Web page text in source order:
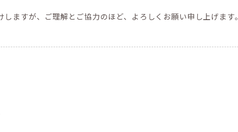
ますが、ご理解とご協力のほど、よろしくお願い申し上げます。